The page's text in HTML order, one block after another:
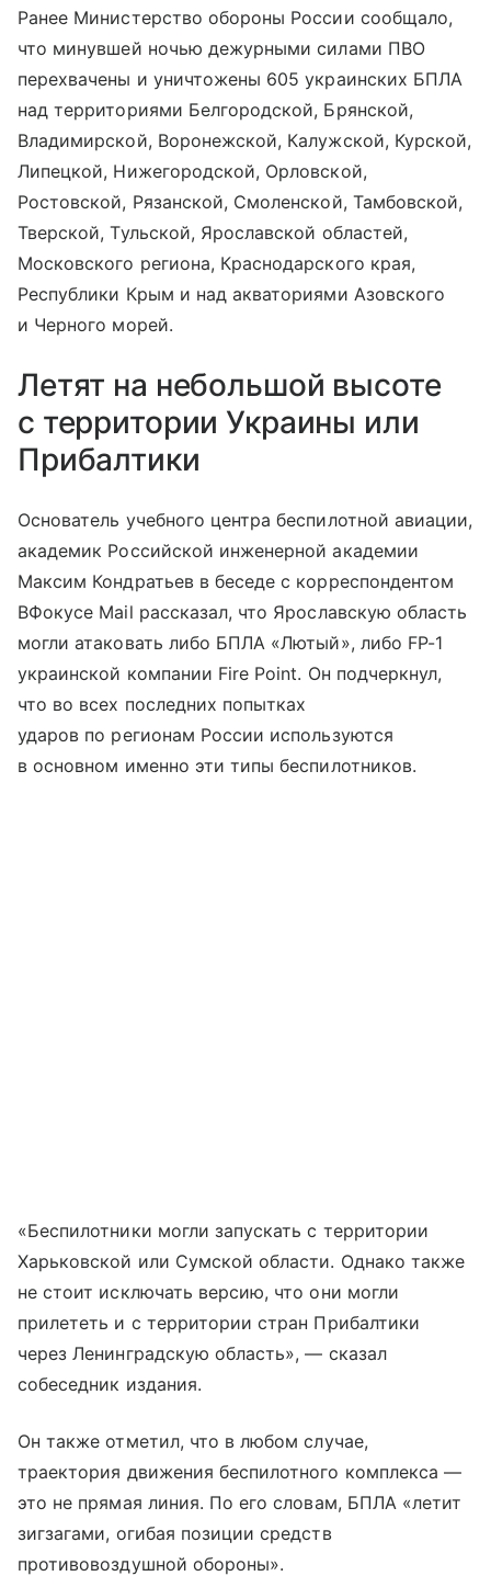
Ранее Министерство обороны России сообщало,
что минувшей ночью дежурными силами ПВО
перехвачены и уничтожены 605 украинских БПЛА
над территориями Белгородской, Брянской,
Владимирской, Воронежской, Калужской, Курской,
Липецкой, Нижегородской, Орловской,
Ростовской, Рязанской, Смоленской, Тамбовской,
Тверской, Тульской, Ярославской областей,
Московского региона, Краснодарского края,
Республики Крым и над акваториями Азовского
и Черного морей.
Летят на небольшой высоте
с территории Украины или
Прибалтики
Основатель учебного центра беспилотной авиации,
академик Российской инженерной академии
Максим Кондратьев в беседе с корреспондентом
ВФокусе Mail рассказал, что Ярославскую область
могли атаковать либо БПЛА «Лютый», либо FP-1
украинской компании Fire Point. Он подчеркнул,
что во всех последних попытках
ударов по регионам России используются
в основном именно эти типы беспилотников.
«Беспилотники могли запускать с территории
Харьковской или Сумской области. Однако также
не стоит исключать версию, что они могли
прилететь и с территории стран Прибалтики
через Ленинградскую область», — сказал
собеседник издания.
Он также отметил, что в любом случае,
траектория движения беспилотного комплекса —
это не прямая линия. По его словам, БПЛА «летит
зигзагами, огибая позиции средств
противовоздушной обороны».